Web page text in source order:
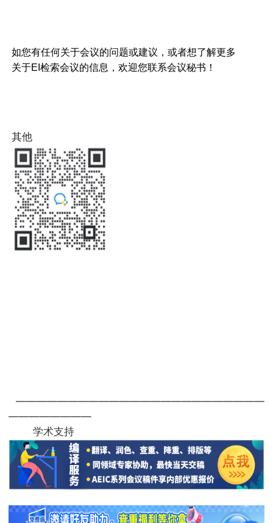
如您有任何关于会议的问题或建议，或者想了解更多
关于EI检索会议的信息，欢迎您联系会议秘书！
其他
————————————————————————
————————
学术支持